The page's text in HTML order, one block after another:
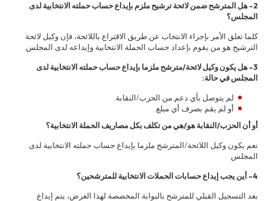
2- هل المترشح ضمن لائحة ترشيح ملزم بإيداع حساب حملته الانتخابية لدى
المجلس؟
كلما تعلق الأمر بإجراء الانتخاب عن طريق الاقتراع باللائحة، فإن وكيل لائحة
الترشيح هو من يقوم بإعداد حساب الحملة الانتخابية وإيداعه لدى المجلس.
3- هل يكون وكيل لائحة/مترشح ملزما بإيداع حساب حملته الانتخابية لدى
المجلس في حالة:
لم يتوصل بأي دعم من الحزب/النقابة.
أو لم يقم بصرف أي مبلغ.
أو أن الحزب/النقابة هو/هي من تكلف بكل مصاريف الحملة الانتخابية؟
نعم يكون وكيل اللائحة/المترشح ملزما بإيداع حساب حملته الانتخابية لدى
المجلس
4- أين يجب إيداع حسابات الحملات الانتخابية للمترشحين؟
بعد التسجيل القبلي للمترشح بالبوابة المخصصة لهذا الغرض، يتم إيداع